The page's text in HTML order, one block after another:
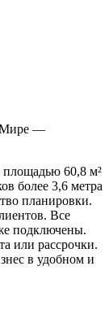
Мире —
площадью 60,8 м²
более 3,6 метра
планировки.
Все
подключены.
или рассрочки.
в удобном и